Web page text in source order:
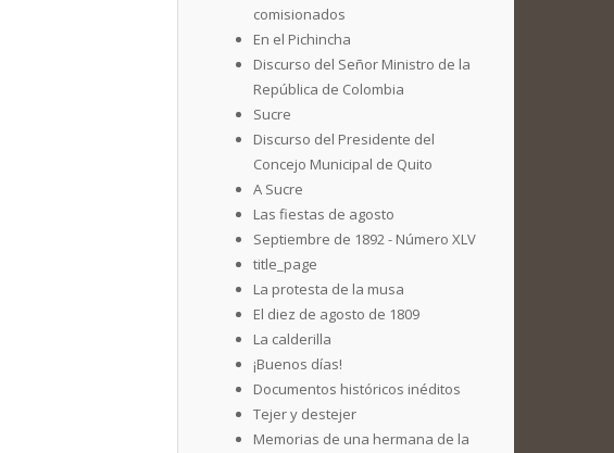
comisionados
En el Pichincha
Discurso del Señor Ministro de la
República de Colombia
Sucre
Discurso del Presidente del
Concejo Municipal de Quito
A Sucre
Las fiestas de agosto
Septiembre de 1892 - Número XLV
title_page
La protesta de la musa
El diez de agosto de 1809
La calderilla
¡Buenos días!
Documentos históricos inéditos
Tejer y destejer
Memorias de una hermana de la